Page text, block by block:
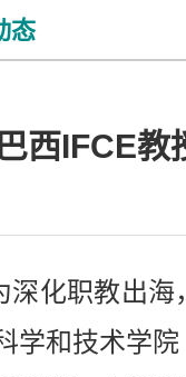
态
IFCE教授
深化职教出海
学和技术学院